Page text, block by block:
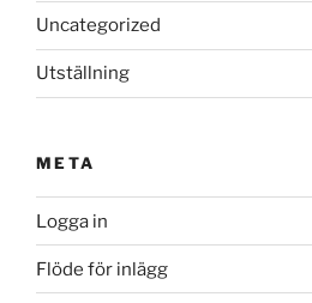
Uncategorized
Utställning
META
Logga in
Flöde för inlägg